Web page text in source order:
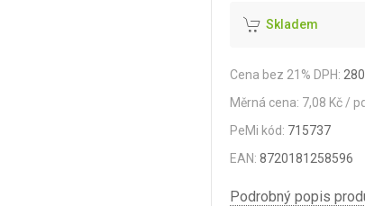
Skladem
Cena bez 21% DPH:
Měrná cena: 7,08 Kč / pd.
PeMi kód: 715737
EAN:8720181258596
Podrobný popis